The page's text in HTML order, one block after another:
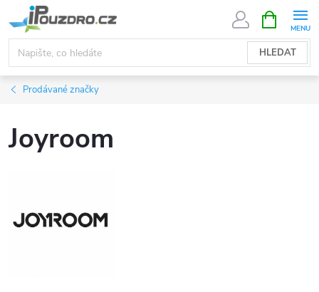
na
obsah
HLEDAT
NÁKUPNÍ
KOŠÍK
Prodávané značky
Joyroom